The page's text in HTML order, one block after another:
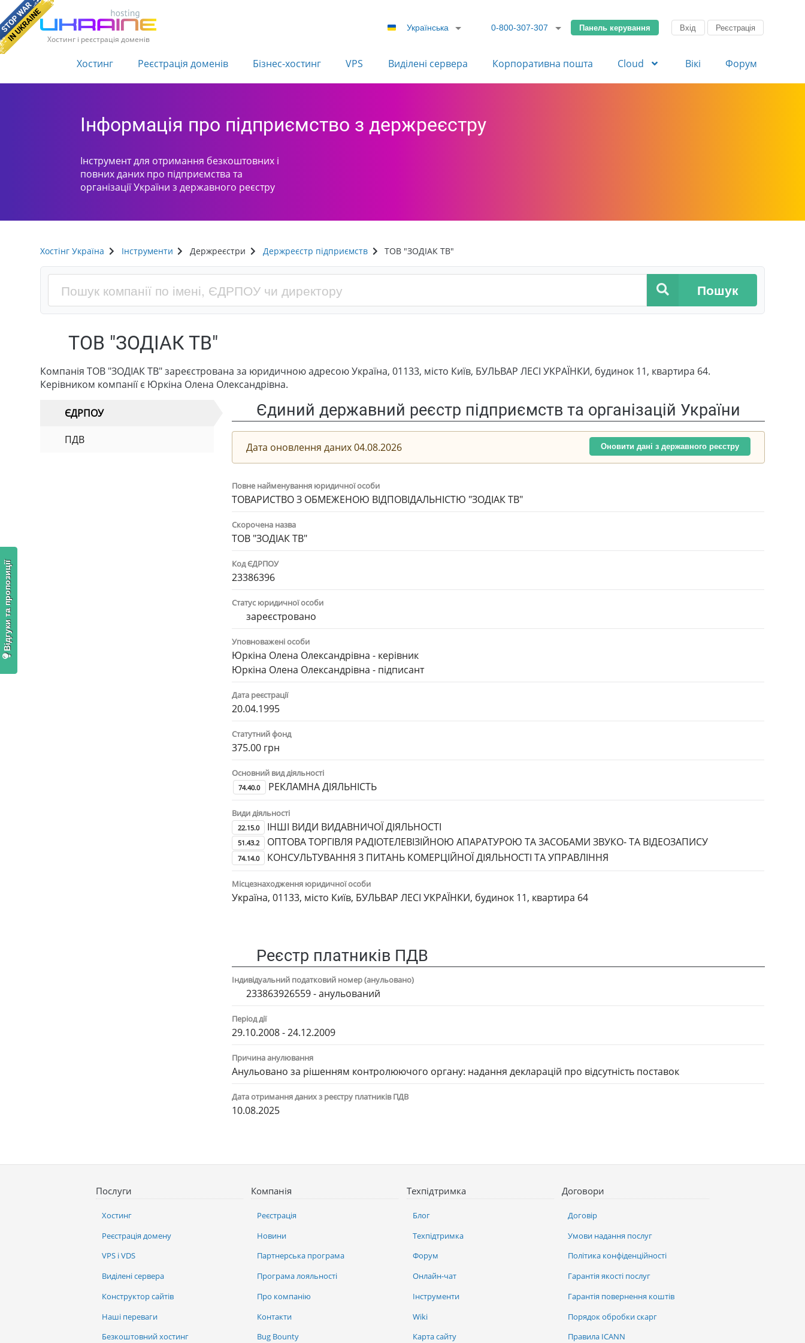
Хостинг і реєстрація доменів
Українська 0-800-307-307 Панель керування Вхід Реєстрація
Хостинг Реєстрація доменів Бізнес-хостинг VPS Виділені сервера Корпоративна пошта Cloud Вікі Форум
Інформація про підприємство з держреєстру
Інструмент для отримання безкоштовних і
повних даних про підприємства та
організації України з державного реєстру
Хостінг Україна Інструменти Держреєстри Держреєстр підприємств ТОВ "ЗОДІАК ТВ"
Пошук
ТОВ "ЗОДІАК ТВ"
Компанія ТОВ "ЗОДІАК ТВ" зареєстрована за юридичною адресою Україна, 01133, місто Київ, БУЛЬВАР ЛЕСІ УКРАЇНКИ, будинок 11, квартира 64.
Керівником компанії є Юркіна Олена Олександрівна.
ЄДРПОУ
ПДВ
Єдиний державний реєстр підприємств та організацій України
Дата оновлення даних 04.08.2026 Оновити дані з державного реєстру
Повне найменування юридичної особи
ТОВАРИСТВО З ОБМЕЖЕНОЮ ВІДПОВІДАЛЬНІСТЮ "ЗОДІАК ТВ"
Скорочена назва
ТОВ "ЗОДІАК ТВ"
Код ЄДРПОУ
23386396
Статус юридичної особи
зареєстровано
Уповноважені особи
Юркіна Олена Олександрівна - керівник
Юркіна Олена Олександрівна - підписант
Дата реєстрації
20.04.1995
Статутний фонд
375.00 грн
Основний вид діяльності
74.40.0 РЕКЛАМНА ДІЯЛЬНІСТЬ
Види діяльності
22.15.0 ІНШІ ВИДИ ВИДАВНИЧОЇ ДІЯЛЬНОСТІ
51.43.2 ОПТОВА ТОРГІВЛЯ РАДІОТЕЛЕВІЗІЙНОЮ АПАРАТУРОЮ ТА ЗАСОБАМИ ЗВУКО- ТА ВІДЕОЗАПИСУ
74.14.0 КОНСУЛЬТУВАННЯ З ПИТАНЬ КОМЕРЦІЙНОЇ ДІЯЛЬНОСТІ ТА УПРАВЛІННЯ
Місцезнаходження юридичної особи
Україна, 01133, місто Київ, БУЛЬВАР ЛЕСІ УКРАЇНКИ, будинок 11, квартира 64
Реєстр платників ПДВ
Індивідуальний податковий номер (анульовано)
233863926559 - анульований
Період дії
29.10.2008 - 24.12.2009
Причина анулювання
Анульовано за рiшенням контролюючого органу: надання декларацiй про вiдсутнiсть поставок
Дата отримання даних з реєстру платників ПДВ
10.08.2025
Послуги
Хостинг
Реєстрація домену
VPS і VDS
Виділені сервера
Конструктор сайтів
Наші переваги
Безкоштовний хостинг
Компанія
Реєстрація
Новини
Партнерська програма
Програма лояльності
Про компанію
Контакти
Bug Bounty
Техпідтримка
Блог
Техпідтримка
Форум
Онлайн-чат
Інструменти
Wiki
Карта сайту
Договори
Договір
Умови надання послуг
Політика конфіденційності
Гарантія якості послуг
Гарантія повернення коштів
Порядок обробки скарг
Правила ICANN
Відгуки та пропозиції